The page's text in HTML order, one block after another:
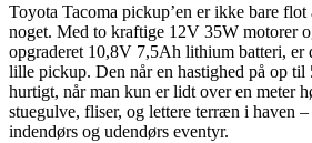
Toyota Tacoma pickup’en er ikke bare
noget. Med to kraftige 12V 35W motorer
opgraderet 10,8V 7,5Ah lithium batteri, er
lille pickup. Den når en hastighed på op
hurtigt, når man kun er lidt over en meter
stuegulve, fliser, og lettere terræn i haven
indendørs og udendørs eventyr.